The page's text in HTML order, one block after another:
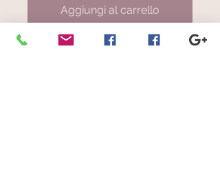
Aggiungi al carrello
Lineette multicolore celeste, blu,